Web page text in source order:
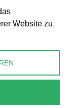
Website zu